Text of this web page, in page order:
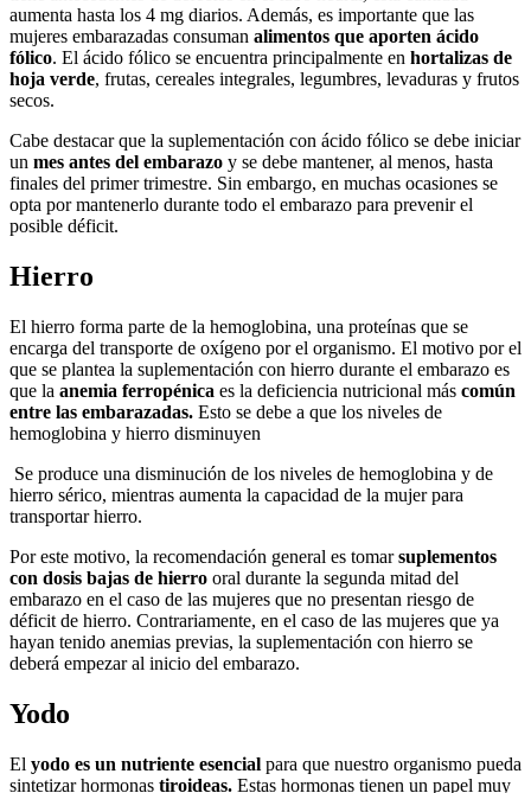
aumenta hasta los 4 mg diarios. Además, es importante que las
mujeres embarazadas consuman alimentos que aporten ácido
fólico. El ácido fólico se encuentra principalmente en hortalizas de
hoja verde, frutas, cereales integrales, legumbres, levaduras y frutos
secos.
Cabe destacar que la suplementación con ácido fólico se debe iniciar
un mes antes del embarazo y se debe mantener, al menos, hasta
finales del primer trimestre. Sin embargo, en muchas ocasiones se
opta por mantenerlo durante todo el embarazo para prevenir el
posible déficit.
Hierro
El hierro forma parte de la hemoglobina, una proteínas que se
encarga del transporte de oxígeno por el organismo. El motivo por el
que se plantea la suplementación con hierro durante el embarazo es
que la anemia ferropénica es la deficiencia nutricional más común
entre las embarazadas. Esto se debe a que los niveles de
hemoglobina y hierro disminuyen
Se produce una disminución de los niveles de hemoglobina y de
hierro sérico, mientras aumenta la capacidad de la mujer para
transportar hierro.
Por este motivo, la recomendación general es tomarsuplementos
con dosis bajas de hierro oral durante la segunda mitad del
embarazo en el caso de las mujeres que no presentan riesgo de
déficit de hierro. Contrariamente, en el caso de las mujeres que ya
hayan tenido anemias previas, la suplementación con hierro se
deberá empezar al inicio del embarazo.
Yodo
El yodo es un nutriente esencial para que nuestro organismo pueda
sintetizar hormonas tiroideas. Estas hormonas tienen un papel muy